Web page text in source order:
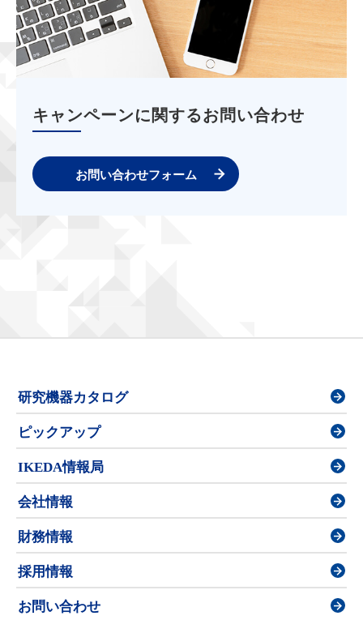
キャンペーンに関するお問い合わせ
お問い合わせフォーム
研究機器カタログ
ピックアップ
IKEDA情報局
会社情報
財務情報
採用情報
お問い合わせ